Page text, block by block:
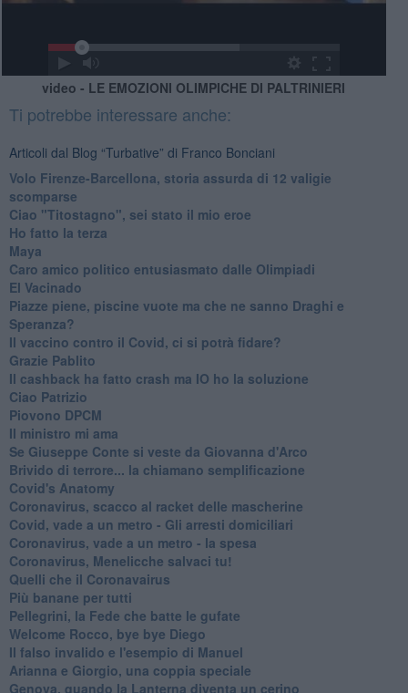
video - LE EMOZIONI OLIMPICHE DI PALTRINIERI
Ti potrebbe interessare anche:
Articoli dal Blog “Turbative” di Franco Bonciani
Volo Firenze-Barcellona, storia assurda di 12 valigie
scomparse
Ciao "Titostagno", sei stato il mio eroe
Ho fatto la terza
Maya
Caro amico politico entusiasmato dalle Olimpiadi
El Vacinado
Piazze piene, piscine vuote ma che ne sanno Draghi e
Speranza?
​Il vaccino contro il Covid, ci si potrà fidare?
Grazie Pablito
Il cashback ha fatto crash ma IO ho la soluzione
Ciao Patrizio
Piovono DPCM
Il ministro mi ama
Se Giuseppe Conte si veste da Giovanna d'Arco
Brivido di terrore... la chiamano semplificazione
Covid's Anatomy
Coronavirus, scacco al racket delle mascherine
Covid, vade a un metro - Gli arresti domiciliari
Coronavirus, vade a un metro - la spesa
Coronavirus, Menelicche salvaci tu!
Quelli che il Coronavairus
Più banane per tutti
Pellegrini, la Fede che batte le gufate
Welcome Rocco, bye bye Diego
Il falso invalido e l'esempio di Manuel
Arianna e Giorgio, una coppia speciale
Genova, quando la Lanterna diventa un cerino